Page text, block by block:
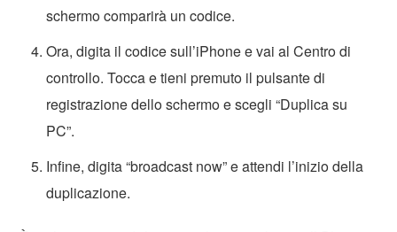
schermo comparirà un codice.
Ora, digita il codice sull’iPhone e vai al Centro di
controllo. Tocca e tieni premuto il pulsante di
registrazione dello schermo e scegli “Duplica su
PC”.
Infine, digita “broadcast now” e attendi l’inizio della
duplicazione.